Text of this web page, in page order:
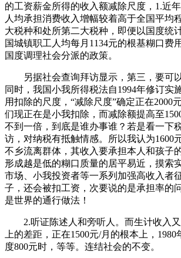
的工资薪金所得的收入额减除尺度，1.近
人均承担消费收入增幅较着高于全国平均
大税种和处所第二大税种，即便以国度统
国城镇职工人均每月1134元的根基糊口费
国度调理社会分派的政策。
另据社会查询拜访显示，第三，要可以
同时，我国小我所得税法自1994年修订实
用扣除的尺度，“减除尺度”确定正在2000
们现正在是小我扣除，而减除额提高至
不到一倍，到底是谁办事谁？若是看一下
访，对纳税有抵触情感。所以我认为1600
不乡流离群体，其收入要承担本人和孩子
形成越是低的糊口质量的居平易近，摸索
市场、小我投资者等一系列加强高收入者
子，还会被扣工资，次要说的是承担率的
是世界的通行做法！
2.听证陈述人和旁听人。而生计收入又
上的差距，正在1500元/月的根本上，
度800元时，等等。连结社会的不变。